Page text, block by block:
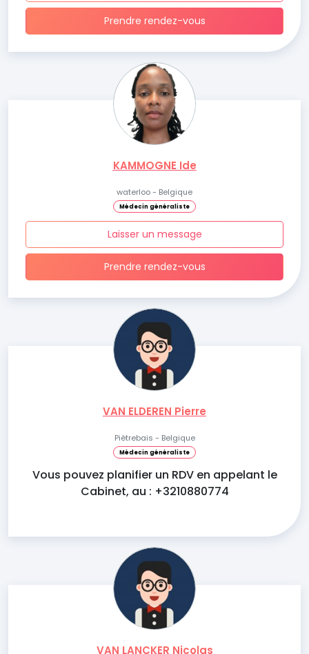
Prendre rendez-vous
KAMMOGNE Ide
waterloo - Belgique
Médecin généraliste
Laisser un message
Prendre rendez-vous
VAN ELDEREN Pierre
Piètrebais - Belgique
Médecin généraliste
Vous pouvez planifier un RDV en appelant le
Cabinet, au : +3210880774
VAN LANCKER Nicolas